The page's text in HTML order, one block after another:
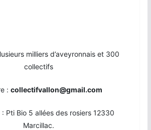
milliers d’aveyronnais et 300
collectifs
: collectifvallon@gmail.com
Pti Bio 5 allées des rosiers 12330
Marcillac.